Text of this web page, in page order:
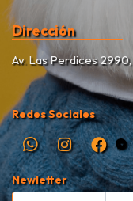
Dirección
Av. Las Perdices
Redes Sociales
Newletter